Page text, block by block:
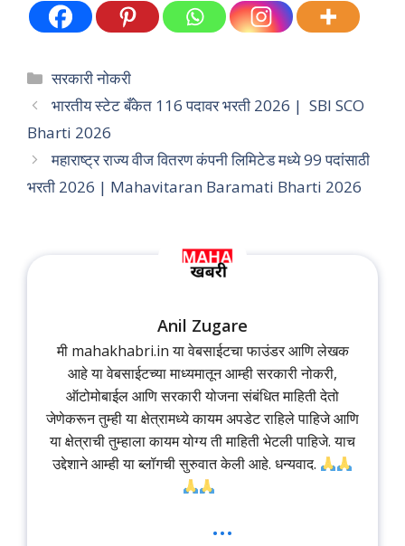
Categories
सरकारी नोकरी
भारतीय स्टेट बँकेत 116 पदावर भरती 2026 | SBI SCO
Bharti 2026
महाराष्ट्र राज्य वीज वितरण कंपनी लिमिटेड मध्ये 99 पदांसाठी
भरती 2026 | Mahavitaran Baramati Bharti 2026
Anil Zugare
मी mahakhabri.in या वेबसाईटचा फाउंडर आणि लेखक
आहे या वेबसाईटच्या माध्यमातून आम्ही सरकारी नोकरी,
ऑटोमोबाईल आणि सरकारी योजना संबंधित माहिती देतो
जेणेकरून तुम्ही या क्षेत्रामध्ये कायम अपडेट राहिले पाहिजे आणि
या क्षेत्राची तुम्हाला कायम योग्य ती माहिती भेटली पाहिजे. याच
उद्देशाने आम्ही या ब्लॉगची सुरुवात केली आहे. धन्यवाद.
...